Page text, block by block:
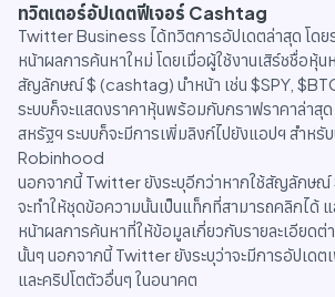
ทวิตเตอร์อัปเดตฟีเจอร์ Cashtag
Twitter Business ได้ทวิตการอัปเดตล่าสุด โดย
หน้าผลการค้นหาใหม่ โดยเมื่อผู้ใช้งานเสิร์ชชื่อหุ้
สัญลักษณ์ $ (cashtag) นำหน้า เช่น $SPY,
ระบบก็จะแสดงราคาหุ้นพร้อมกับกราฟราคาล่าสุด
สหรัฐฯ ระบบก็จะมีการเพิ่มลิงก์ไปยังแอปฯ สำหรั
Robinhood
นอกจากนี้ Twitter ยังระบุอีกว่าหากใช้สัญลักษณ์
จะทำให้ชุดข้อความนั้นเป็นแท็กที่สามารถคลิกได้
หน้าผลการค้นหาที่ให้ข้อมูลเกี่ยวกับรายละเอียดต่
นั้นๆ นอกจากนี้ Twitter ยังระบุว่าจะมีการอัปเดต
และคริปโตตัวอื่นๆ ในอนาคต